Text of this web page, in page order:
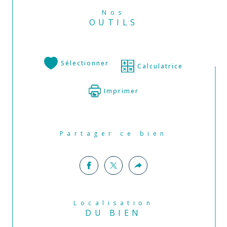
Nos
OUTILS
Sélectionner Calculatrice
Imprimer
Partager ce bien
Localisation
DU BIEN